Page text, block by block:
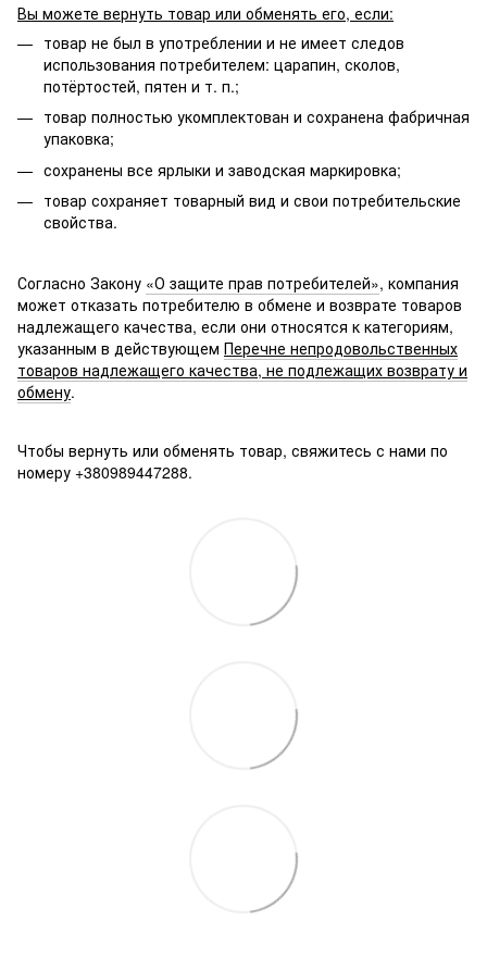
Вы можете вернуть товар или обменять его, если:
товар не был в употреблении и не имеет следов
использования потребителем: царапин, сколов,
потёртостей, пятен и т. п.;
товар полностью укомплектован и сохранена фабричная
упаковка;
сохранены все ярлыки и заводская маркировка;
товар сохраняет товарный вид и свои потребительские
свойства.
Согласно Закону «О защите прав потребителей», компания
может отказать потребителю в обмене и возврате товаров
надлежащего качества, если они относятся к категориям,
указанным в действующем Перечне непродовольственных
товаров надлежащего качества, не подлежащих возврату и
обмену.
Чтобы вернуть или обменять товар, свяжитесь с нами по
номеру +380989447288.